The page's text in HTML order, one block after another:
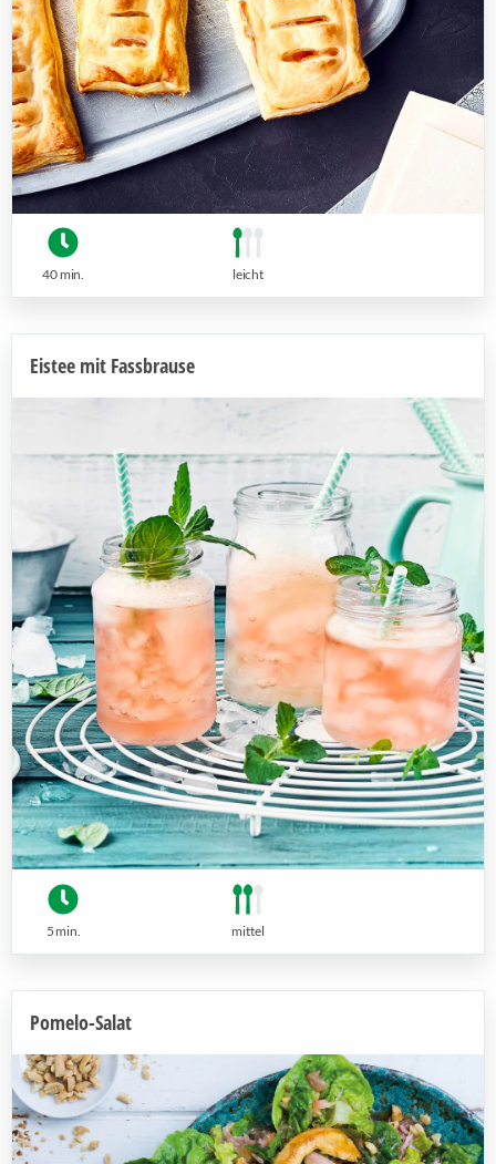
40 min. leicht
Eistee mit Fassbrause
5 min. mittel
Pomelo-Salat